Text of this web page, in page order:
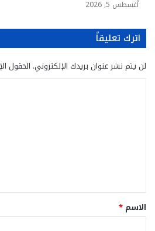
أغسطس 5, 2026
اترك تعليقاً
لن يتم نشر عنوان بريدك الإلكتروني. الحقول
ق
*
الاسم *